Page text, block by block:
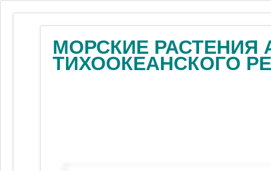
МОРСКИЕ РАСТЕНИЯ
ТИХООКЕАНСКОГО